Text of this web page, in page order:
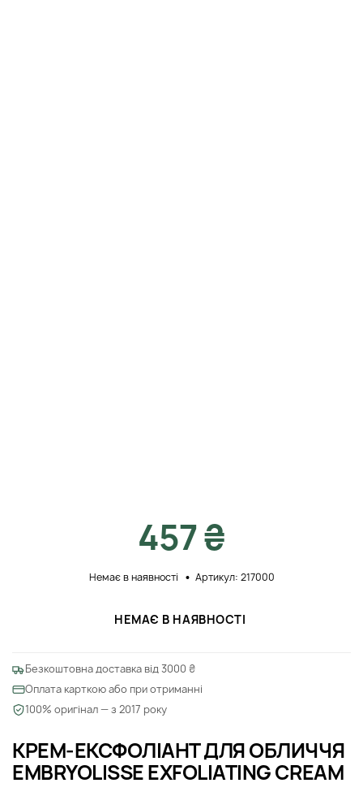
КРЕМ-ЕКСФОЛІАНТ ДЛЯ ОБЛИЧЧЯ
EMBRYOLISSE EXFOLIATING CREAM
457 ₴
Немає в наявності Артикул: 217000
НЕМАЄ В НАЯВНОСТІ
Безкоштовна доставка від 3000 ₴
Оплата карткою або при отриманні
100% оригінал — з 2017 року